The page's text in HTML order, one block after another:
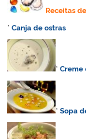
Receitas
*Canja de ostras
*Creme
*Sopa